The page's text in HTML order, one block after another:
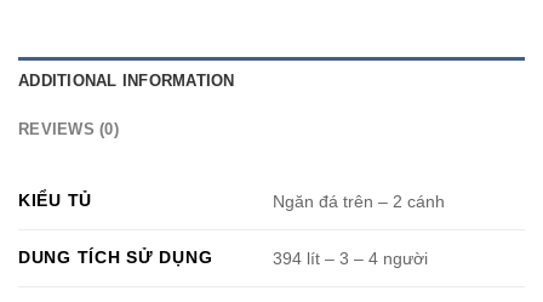
ADDITIONAL INFORMATION
REVIEWS (0)
KIỂU TỦ Ngăn đá trên – 2 cánh
DUNG TÍCH SỬ DỤNG 394 lít – 3 – 4 người